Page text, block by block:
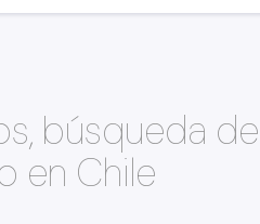
búsqueda
en Chile